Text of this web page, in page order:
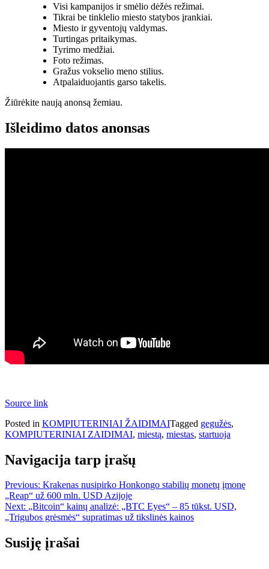
Visi kampanijos ir smėlio dėžės režimai.
Tikrai be tinklelio miesto statybos įrankiai.
Miesto ir gyventojų valdymas.
Turtingas pritaikymas.
Tyrimo medžiai.
Foto režimas.
Gražus vokselio meno stilius.
Atpalaiduojantis garso takelis.
Žiūrėkite naują anonsą žemiau.
Išleidimo datos anonsas
Source link
Posted in KOMPIUTERINIAI ŽAIDIMAITagged gegužės,
KOMPIUTERINIAI ZAIDIMAI, miestą, miestas, startuoja
Navigacija tarp įrašų
Previous: Krakenas nusipirko Honkongo stabilių monetų įmonę
„Reap“ už 600 mln. USD Azijoje
Next: „Bitcoin“ kainų analizė: „BTC Eyes“ – 85 tūkst. USD,
„Trigubos grėsmės“ supratimas už tikslinės kainos
Susiję įrašai